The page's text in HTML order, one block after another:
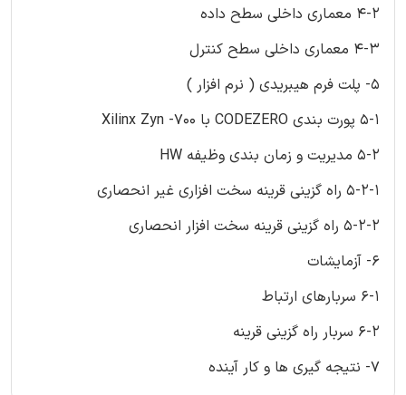
4-2 معماری داخلی سطح داده
4-3 معماری داخلی سطح کنترل
5- پلت فرم هیبریدی ( نرم افزار )
5-1 پورت بندی CODEZERO با Xilinx Zyn -700
5-2 مدیریت و زمان بندی وظیفه HW
5-2-1 راه گزینی قرینه سخت افزاری غیر انحصاری
5-2-2 راه گزینی قرینه سخت افزار انحصاری
6- آزمایشات
6-1 سربارهای ارتباط
6-2 سربار راه گزینی قرینه
7- نتیجه گیری ها و کار آینده